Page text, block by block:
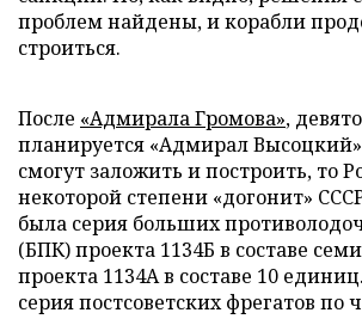
проблем найдены, и корабли
строиться.
После «Адмирала Громова»,
планируется «Адмирал
смогут заложить и построить, то
некоторой степени «догонит»
была серия больших
(БПК) проекта 1134Б в составе
проекта 1134А в составе 10
серия постсоветских фрегатов по